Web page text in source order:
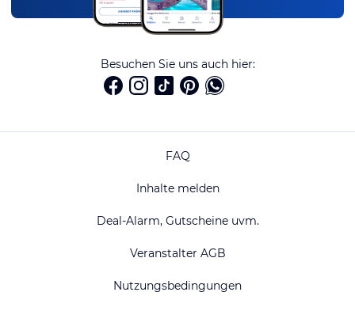
Besuchen Sie uns auch hier:
FAQ
Inhalte melden
Deal-Alarm, Gutscheine uvm.
Veranstalter AGB
Nutzungsbedingungen